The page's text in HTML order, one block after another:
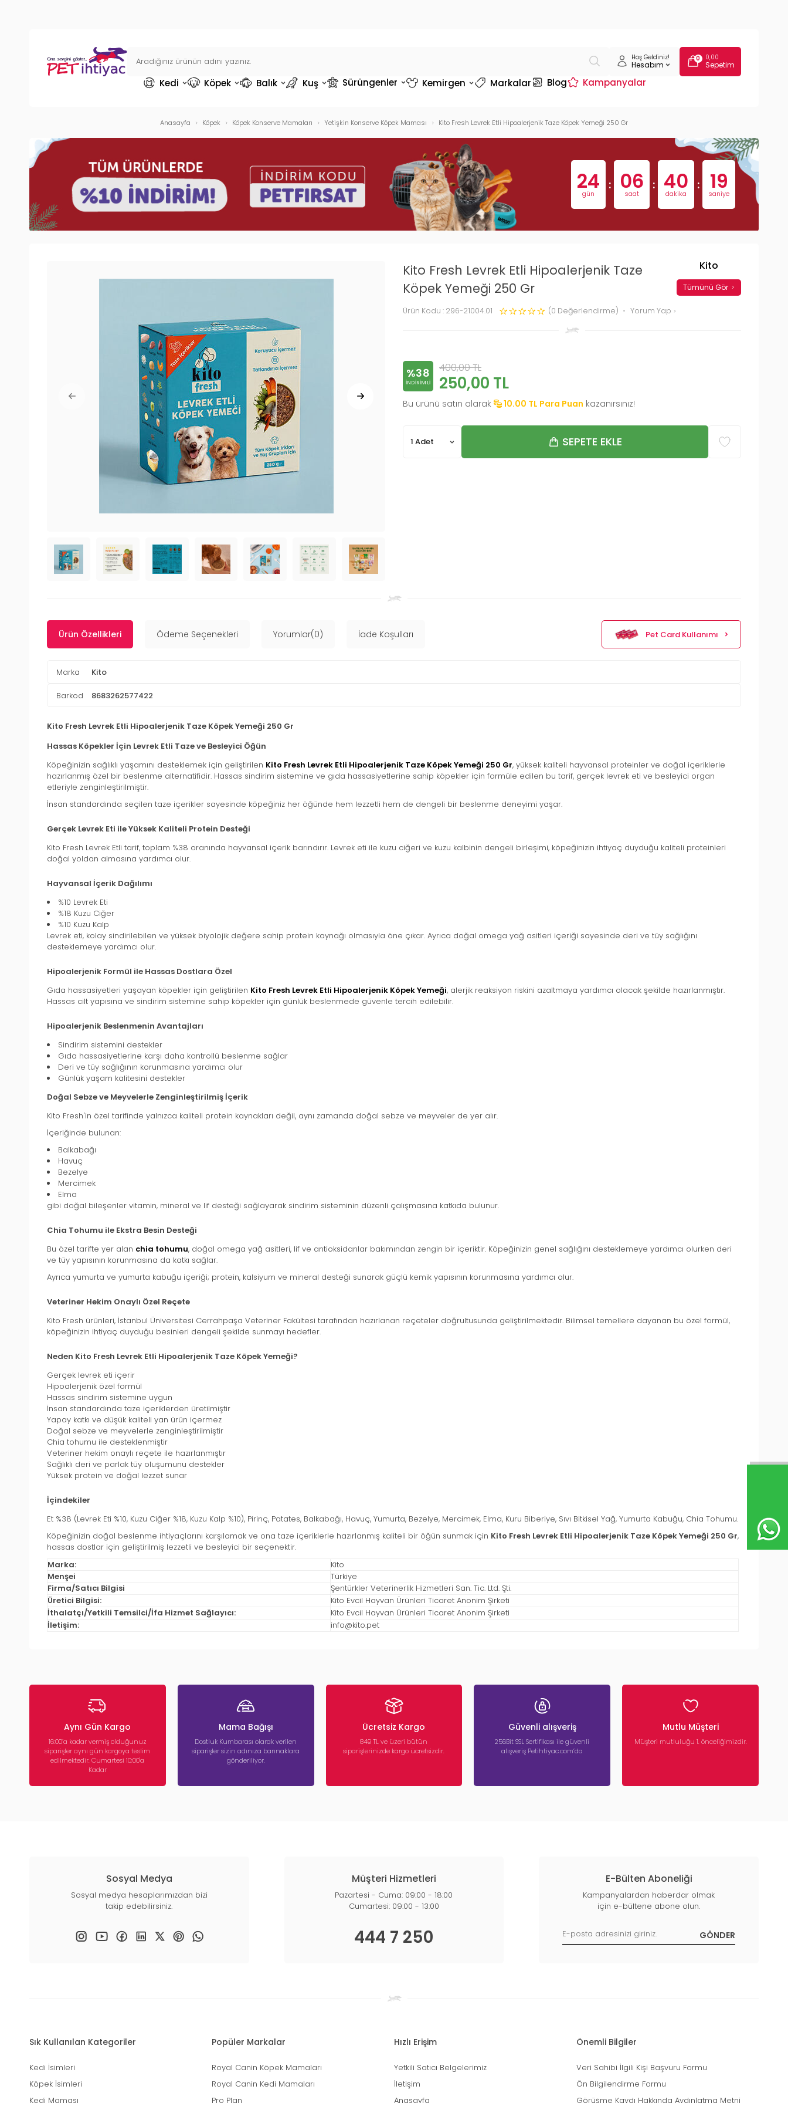
Hoş Geldiniz!
Hesabım
0 0,00
Sepetim
Kedi Köpek Balık Kuş Sürüngenler Kemirgen Markalar Blog Kampanyalar
Anasayfa Köpek Köpek Konserve Mamaları Yetişkin Konserve Köpek Maması Kito Fresh Levrek Etli Hipoalerjenik Taze Köpek Yemeği 250 Gr
24
gün
: 06
saat
: 40
dakika
: 18
saniye
Kito Fresh Levrek Etli Hipoalerjenik Taze
Köpek Yemeği 250 Gr
Ürün Kodu : 296-21004.01 (0 Değerlendirme) Yorum Yap
Kito
Tümünü Gör
%38
INDIRIMLI
400,00TL
250,00 TL
Bu ürünü satın alarak 10.00 TL Para Puan kazanırsınız!
SEPETE EKLE
Ürün Özellikleri Ödeme Seçenekleri Yorumlar(0) İade Koşulları Pet Card Kullanımı
Marka Kito
Barkod 8683262577422
Kito Fresh Levrek Etli Hipoalerjenik Taze Köpek Yemeği 250 Gr
Hassas Köpekler İçin Levrek Etli Taze ve Besleyici Öğün
Köpeğinizin sağlıklı yaşamını desteklemek için geliştirilen Kito Fresh Levrek Etli Hipoalerjenik Taze Köpek Yemeği 250 Gr, yüksek kaliteli hayvansal proteinler ve doğal içeriklerle
hazırlanmış özel bir beslenme alternatifidir. Hassas sindirim sistemine ve gıda hassasiyetlerine sahip köpekler için formüle edilen bu tarif, gerçek levrek eti ve besleyici organ
etleriyle zenginleştirilmiştir.
İnsan standardında seçilen taze içerikler sayesinde köpeğiniz her öğünde hem lezzetli hem de dengeli bir beslenme deneyimi yaşar.
Gerçek Levrek Eti ile Yüksek Kaliteli Protein Desteği
Kito Fresh Levrek Etli tarif, toplam %38 oranında hayvansal içerik barındırır. Levrek eti ile kuzu ciğeri ve kuzu kalbinin dengeli birleşimi, köpeğinizin ihtiyaç duyduğu kaliteli proteinleri
doğal yoldan almasına yardımcı olur.
Hayvansal İçerik Dağılımı
%10 Levrek Eti
%18 Kuzu Ciğer
%10 Kuzu Kalp
Levrek eti, kolay sindirilebilen ve yüksek biyolojik değere sahip protein kaynağı olmasıyla öne çıkar. Ayrıca doğal omega yağ asitleri içeriği sayesinde deri ve tüy sağlığını
desteklemeye yardımcı olur.
Hipoalerjenik Formül ile Hassas Dostlara Özel
Gıda hassasiyetleri yaşayan köpekler için geliştirilen Kito Fresh Levrek Etli Hipoalerjenik Köpek Yemeği, alerjik reaksiyon riskini azaltmaya yardımcı olacak şekilde hazırlanmıştır.
Hassas cilt yapısına ve sindirim sistemine sahip köpekler için günlük beslenmede güvenle tercih edilebilir.
Hipoalerjenik Beslenmenin Avantajları
Sindirim sistemini destekler
Gıda hassasiyetlerine karşı daha kontrollü beslenme sağlar
Deri ve tüy sağlığının korunmasına yardımcı olur
Günlük yaşam kalitesini destekler
Doğal Sebze ve Meyvelerle Zenginleştirilmiş İçerik
Kito Fresh'in özel tarifinde yalnızca kaliteli protein kaynakları değil, aynı zamanda doğal sebze ve meyveler de yer alır.
İçeriğinde bulunan:
Balkabağı
Havuç
Bezelye
Mercimek
Elma
gibi doğal bileşenler vitamin, mineral ve lif desteği sağlayarak sindirim sisteminin düzenli çalışmasına katkıda bulunur.
Chia Tohumu ile Ekstra Besin Desteği
Bu özel tarifte yer alan chia tohumu, doğal omega yağ asitleri, lif ve antioksidanlar bakımından zengin bir içeriktir. Köpeğinizin genel sağlığını desteklemeye yardımcı olurken deri
ve tüy yapısının korunmasına da katkı sağlar.
Ayrıca yumurta ve yumurta kabuğu içeriği; protein, kalsiyum ve mineral desteği sunarak güçlü kemik yapısının korunmasına yardımcı olur.
Veteriner Hekim Onaylı Özel Reçete
Kito Fresh ürünleri, İstanbul Üniversitesi Cerrahpaşa Veteriner Fakültesi tarafından hazırlanan reçeteler doğrultusunda geliştirilmektedir. Bilimsel temellere dayanan bu özel formül,
köpeğinizin ihtiyaç duyduğu besinleri dengeli şekilde sunmayı hedefler.
Neden Kito Fresh Levrek Etli Hipoalerjenik Taze Köpek Yemeği?
Gerçek levrek eti içerir
Hipoalerjenik özel formül
Hassas sindirim sistemine uygun
İnsan standardında taze içeriklerden üretilmiştir
Yapay katkı ve düşük kaliteli yan ürün içermez
Doğal sebze ve meyvelerle zenginleştirilmiştir
Chia tohumu ile desteklenmiştir
Veteriner hekim onaylı reçete ile hazırlanmıştır
Sağlıklı deri ve parlak tüy oluşumunu destekler
Yüksek protein ve doğal lezzet sunar
İçindekiler
Et %38 (Levrek Eti %10, Kuzu Ciğer %18, Kuzu Kalp %10), Pirinç, Patates, Balkabağı, Havuç, Yumurta, Bezelye, Mercimek, Elma, Kuru Biberiye, Sıvı Bitkisel Yağ, Yumurta Kabuğu, Chia Tohumu.
Köpeğinizin doğal beslenme ihtiyaçlarını karşılamak ve ona taze içeriklerle hazırlanmış kaliteli bir öğün sunmak için Kito Fresh Levrek Etli Hipoalerjenik Taze Köpek Yemeği 250 Gr,
hassas dostlar için geliştirilmiş lezzetli ve besleyici bir seçenektir.
Marka:
Kito
Menşei
Türkiye
Firma/Satıcı Bilgisi
Şentürkler Veterinerlik Hizmetleri San. Tic. Ltd. Şti.
Üretici Bilgisi:
Kito Evcil Hayvan Ürünleri Ticaret Anonim Şirketi
İthalatçı/Yetkili Temsilci/İfa Hizmet Sağlayıcı:
Kito Evcil Hayvan Ürünleri Ticaret Anonim Şirketi
İletişim:
info@kito.pet
Aynı Gün Kargo
16:00’a kadar vermiş olduğunuz
siparişler aynı gün kargoya teslim
edilmektedir. Cumartesi 10:00'a
Kadar
Mama Bağışı
Dostluk Kumbarası olarak verilen
siparişler sizin adınıza barınaklara
gönderiliyor.
Ücretsiz Kargo
849 TL ve üzeri bütün
siparişlerinizde kargo ücretsizdir.
Güvenli alışveriş
256Bit SSL Sertifikası ile güvenli
alışveriş Petihtiyac.com’da
Mutlu Müşteri
Müşteri mutluluğu 1. önceliğimizdir.
Sosyal Medya
Sosyal medya hesaplarımızdan bizi
takip edebilirsiniz.
Müşteri Hizmetleri
Pazartesi - Cuma: 09:00 - 18:00
Cumartesi: 09:00 - 13:00
444 7 250
E-Bülten Aboneliği
Kampanyalardan haberdar olmak
için e-bültene abone olun.
Sık Kullanılan Kategoriler
Kedi İsimleri
Köpek İsimleri
Kedi Maması
Popüler Markalar
Royal Canin Köpek Mamaları
Royal Canin Kedi Mamaları
Pro Plan
Hızlı Erişim
Yetkili Satıcı Belgelerimiz
İletişim
Anasayfa
Önemli Bilgiler
Veri Sahibi İlgili Kişi Başvuru Formu
Ön Bilgilendirme Formu
Görüşme Kaydı Hakkında Aydınlatma Metni